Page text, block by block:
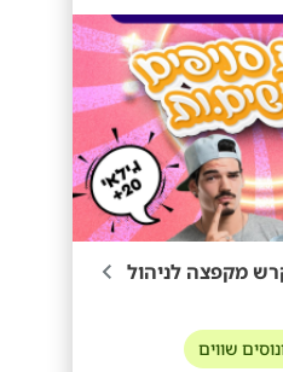
מקפצה לניהול
שווים